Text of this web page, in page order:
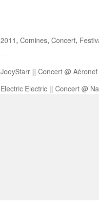
2011 ,Comines,Concert,
JoeyStarr || Concert @ Aéronef
Electric Electric || Concert @